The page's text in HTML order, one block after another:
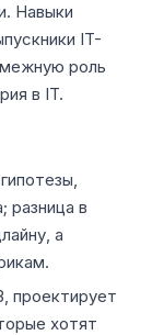
Навыки
IT-
роль
в IT.
разница в
а
проектирует
хотят